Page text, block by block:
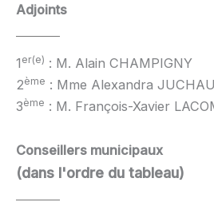
Adjoints
1 er(e) : M. Alain CHAMPIGNY
2ème : Mme Alexandra
3ème : M. François-Xavier
Conseillers municipaux
(dans l'ordre du tableau)